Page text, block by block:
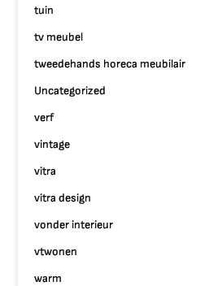
tuin
tv meubel
tweedehands horeca meubilair
Uncategorized
verf
vintage
vitra
vitra design
vonder interieur
vtwonen
warm